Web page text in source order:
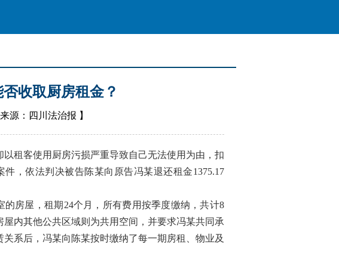
收取厨房租金？
来源：四川法治报 】
租客使用厨房污损严重导致自己无法使用为由，扣
，依法判决被告陈某向原告冯某退还租金1375.17
房屋，租期24个月，所有费用按季度缴纳，共计8
内其他公共区域则为共用空间，并要求冯某共同承
系后，冯某向陈某按时缴纳了每一期房租、物业及